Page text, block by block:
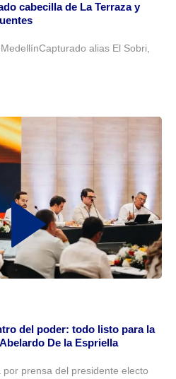
cabecilla de La Terraza y
alias El Sobri,
del poder: todo listo para la
De la Espriella
prensa del presidente electo